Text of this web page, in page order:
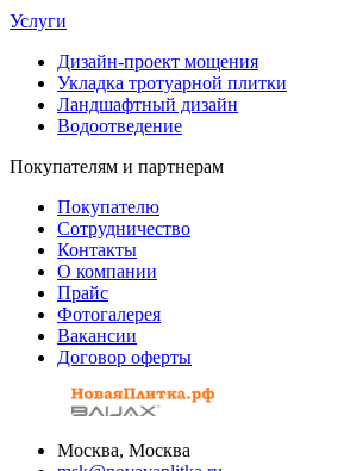
Услуги
Дизайн-проект мощения
Укладка тротуарной плитки
Ландшафтный дизайн
Водоотведение
Покупателям и партнерам
Покупателю
Сотрудничество
Контакты
О компании
Прайс
Фотогалерея
Вакансии
Договор оферты
Москва, Москва